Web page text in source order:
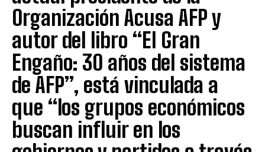
Organización Acusa AFP y
autor del libro “El Gran
Engaño: 30 años del sistema
de AFP”, está vinculada a
que “los grupos económicos
buscan influir en los